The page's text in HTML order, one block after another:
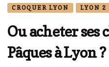
CROQUER LYON LYON 2
Ou acheter ses
Pâques à Lyon ?